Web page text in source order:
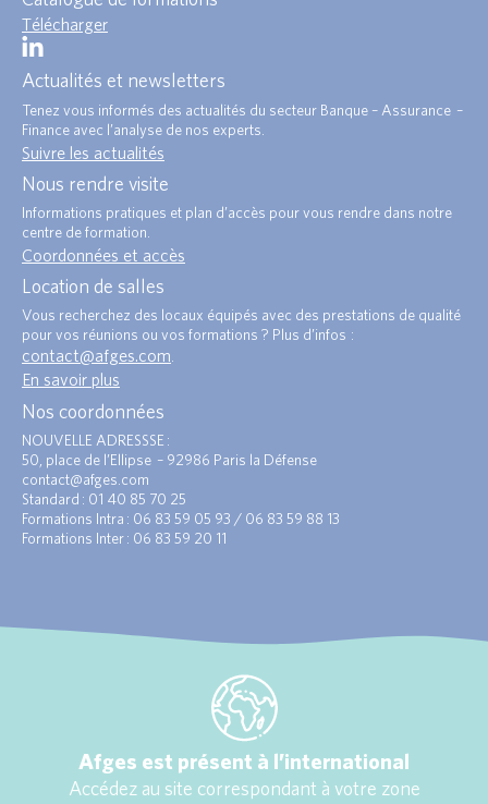
Télécharger
Actualités et newsletters
Tenez vous informés des actualités du secteur Banque – Assurance –
Finance avec l’analyse de nos experts.
Suivre les actualités
Nous rendre visite
Informations pratiques et plan d’accès pour vous rendre dans notre
centre de formation.
Coordonnées et accès
Location de salles
Vous recherchez des locaux équipés avec des prestations de qualité
pour vos réunions ou vos formations ? Plus d’infos :
contact@afges.com.
En savoir plus
Nos coordonnées
NOUVELLE ADRESSSE :
50, place de l’Ellipse – 92986 Paris la Défense
contact@afges.com
Standard : 01 40 85 70 25
Formations Intra : 06 83 59 05 93 / 06 83 59 88 13
Formations Inter : 06 83 59 20 11
Afges est présent à l’international
Accédez au site correspondant à votre zone